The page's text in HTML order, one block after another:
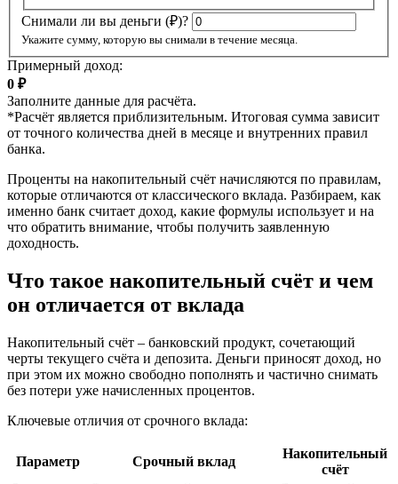
Снимали ли вы деньги (₽)?
Укажите сумму, которую вы снимали в течение месяца.
Примерный доход:
0 ₽
Заполните данные для расчёта.
*Расчёт является приблизительным. Итоговая сумма зависит
от точного количества дней в месяце и внутренних правил
банка.
Проценты на накопительный счёт начисляются по правилам,
которые отличаются от классического вклада. Разбираем, как
именно банк считает доход, какие формулы использует и на
что обратить внимание, чтобы получить заявленную
доходность.
Что такое накопительный счёт и чем
он отличается от вклада
Накопительный счёт – банковский продукт, сочетающий
черты текущего счёта и депозита. Деньги приносят доход, но
при этом их можно свободно пополнять и частично снимать
без потери уже начисленных процентов.
Ключевые отличия от срочного вклада:
Параметр Срочный вклад
Накопительный
счёт